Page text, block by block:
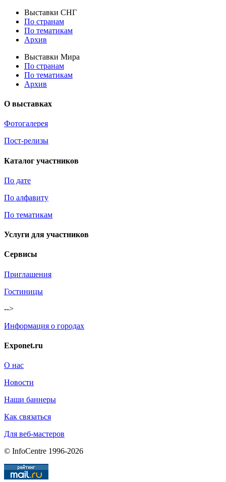
Выставки СНГ
По странам
По тематикам
Архив
Выставки Мира
По странам
По тематикам
Архив
О выставках
Фотогалерея
Пост-релизы
Каталог участников
По дате
По алфавиту
По тематикам
Услуги для участников
Сервисы
Приглашения
Гостиницы
-->
Информация о городах
Exponet.ru
О нас
Новости
Наши баннеры
Как связаться
Для веб-мастеров
© InfoCentre 1996-2026